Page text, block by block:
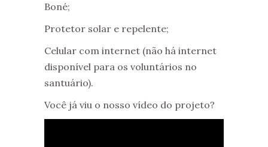
Boné;
Protetor solar e repelente;
Celular com internet (não há internet
disponível para os voluntários no
santuário).
Você já viu o nosso vídeo do projeto?